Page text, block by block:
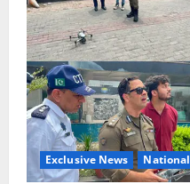
a
t
i
o
n Exclusive News National